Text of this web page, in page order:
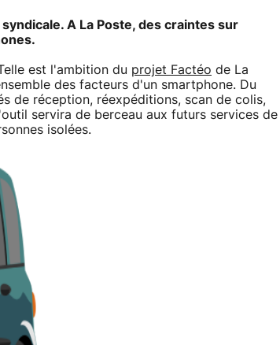
A La Poste, des craintes sur
est l'ambition du projet Factéo de La
des facteurs d'un smartphone. Du
de réception, réexpéditions, scan de colis,
servira de berceau aux futurs services de
isolées.